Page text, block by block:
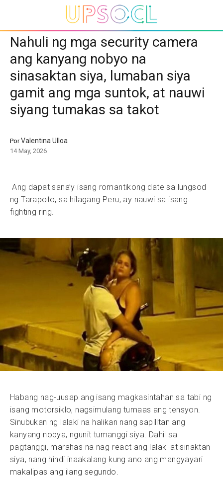
Nahuli ng mga security camera
ang kanyang nobyo na
sinasaktan siya, lumaban siya
gamit ang mga suntok, at nauwi
siyang tumakas sa takot
PorValentina Ulloa
14 May, 2026
Ang dapat sana’y isang romantikong date sa lungsod
ng Tarapoto, sa hilagang Peru, ay nauwi sa isang
fighting ring.
Habang nag-uusap ang isang magkasintahan sa tabi ng
isang motorsiklo, nagsimulang tumaas ang tensyon.
Sinubukan ng lalaki na halikan nang sapilitan ang
kanyang nobya, ngunit tumanggi siya. Dahil sa
pagtanggi, marahas na nag-react ang lalaki at sinaktan
siya, nang hindi inaakalang kung ano ang mangyayari
makalipas ang ilang segundo.